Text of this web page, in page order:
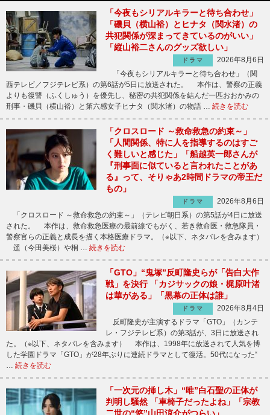
「今夜もシリアルキラーと待ち合わせ」
「磯貝（横山裕）とヒナタ（関水渚）の
共犯関係が深まってきているのがいい」
「縦山裕二さんのグッズ欲しい」
ドラマ
2026年8月6日
「今夜もシリアルキラーと待ち合わせ」（関
西テレビ／フジテレビ系）の第6話が5日に放送された。 本作は、警察の正義
よりも復讐（ふくしゅう）を優先し、秘密の共犯関係を結んだ一匹おおかみの
刑事・磯貝（横山裕）と第六感女子ヒナタ（関水渚）の物語 … 続きを読む
「クロスロード ～救命救急の約束～」
「人間関係、特に人を指導するのはすご
く難しいと感じた」「船越英一郎さんが
『刑事面に似ていると言われたことがあ
る』って、そりゃあ2時間ドラマの帝王だ
もの」
ドラマ
2026年8月6日
「クロスロード ～救命救急の約束～」（テレビ朝日系）の第5話が4日に放送
された。 本作は、救命救急医療の最前線でもがく、若き救命医・救急隊員・
警察官らの正義と成長を描く本格医療ドラマ。（※以下、ネタバレを含みます）
遥（今田美桜）や桐 … 続きを読む
「GTO」“鬼塚”反町隆史らが「告白大作
戦」を決行 「カジサックの娘・梶原叶渚
は華がある」「黒幕の正体は誰」
ドラマ
2026年8月4日
反町隆史が主演するドラマ「GTO」（カンテ
レ・フジテレビ系）の第3話が、3日に放送され
た。（※以下、ネタバレを含みます） 本作は、1998年に放送されて人気を博
した学園ドラマ「GTO」が28年ぶりに連続ドラマとして復活。50代になった“
… 続きを読む
「一次元の挿し木」“唯”白石聖の正体が
判明し騒然 「車椅子だったよね」「宗教